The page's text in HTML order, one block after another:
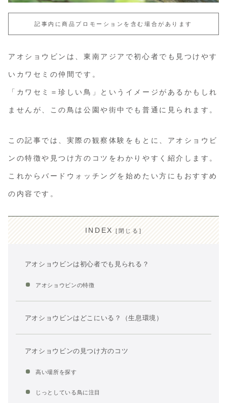
記事内に商品プロモーションを含む場合があります
アオショウビンは、東南アジアで初心者でも見つけやす
いカワセミの仲間です。
「カワセミ＝珍しい鳥」というイメージがあるかもしれ
ませんが、この鳥は公園や街中でも普通に見られます。
この記事では、実際の観察体験をもとに、アオショウビ
ンの特徴や見つけ方のコツをわかりやすく紹介します。
これからバードウォッチングを始めたい方にもおすすめ
の内容です。
INDEX
アオショウビンは初心者でも見られる？
アオショウビンの特徴
アオショウビンはどこにいる？（生息環境）
アオショウビンの見つけ方のコツ
高い場所を探す
じっとしている鳥に注目